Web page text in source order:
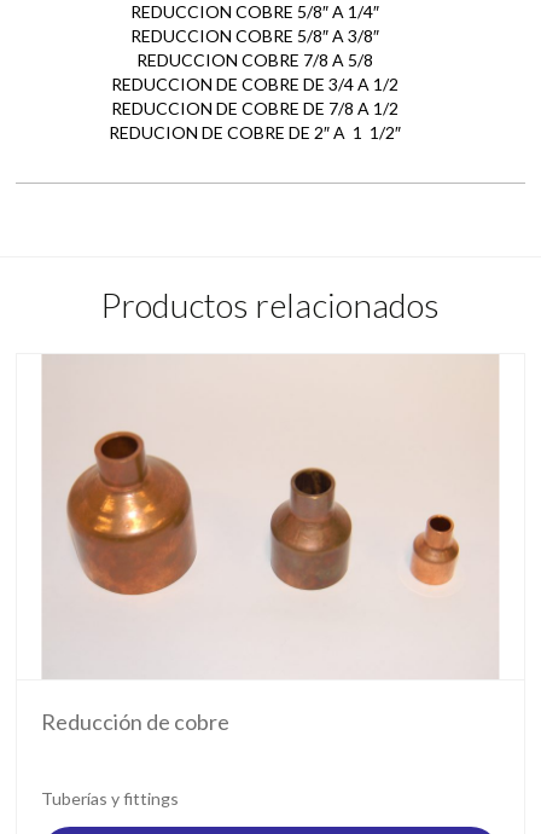
REDUCCION COBRE 5/8″ A 1/4″
REDUCCION COBRE 5/8″ A 3/8″
REDUCCION COBRE 7/8 A 5/8
REDUCCION DE COBRE DE 3/4 A 1/2
REDUCCION DE COBRE DE 7/8 A 1/2
REDUCION DE COBRE DE 2″ A 1 1/2″
Productos relacionados
Reducción de cobre
Tuberías y fittings